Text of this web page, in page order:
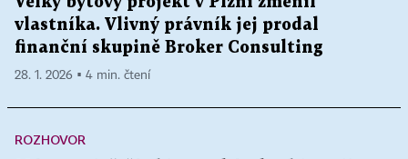
vlastníka. Vlivný právník jej prodal
finanční skupině Broker Consulting
28. 1. 2026 ▪ 4 min. čtení
ROZHOVOR